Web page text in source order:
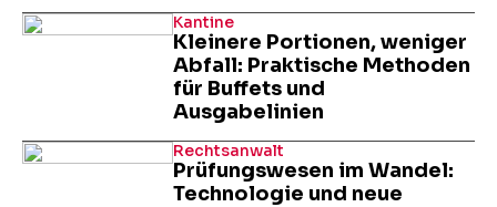
Kleinere Portionen, weniger
Abfall: Praktische Methoden
für Buffets und
Ausgabelinien
Kantine
Prüfungswesen im Wandel:
Technologie und neue
Rechtsanwalt